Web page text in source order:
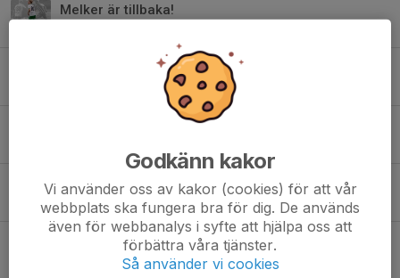
Melker är tillbaka!
0
Nyförvärv
11 dec 2025 0
Ny huvudtränare
8 dec 2025 0
Godkänn kakor
Vi använder oss av kakor (cookies) för att vår
webbplats ska fungera bra för dig. De används
även för webbanalys i syfte att hjälpa oss att
förbättra våra tjänster.
Så använder vi cookies